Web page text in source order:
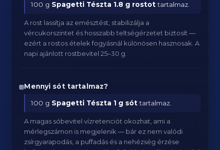
100 g Spagetti Tészta 1.8 g rostottartalmaz.
A rost lassítja az emésztést, stabilizálja a
vércukorszintet és hosszabb teltségérzetet biztosít —
ezért a rostos ételek fogyásnál különösen hasznosak. A
napi ajánlott rostbevitel 25–30 g.
Mennyi sót tartalmaz?
100 g Spagetti Tészta 1 g sóttartalmaz.
A magas sóbevitel vízretenciót okozhat, ami a
mérlegszámon is megjelenik — bár ez nem valódi
zsírgyarapodás, a puffadás és a nehézség érzése